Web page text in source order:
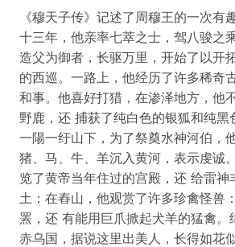
《穆天子传》记述了周穆王的一次有
十三年，他亲率七萃之士，驾八骏之
造父为御者，长驱万里，开始了以开
的西巡。一路上，他经历了许多稀奇
和事。他喜好打猎，在渗泽地方，他
野鹿，还 捕获了纯白色的银狐和纯黑
一陽一纡山下，为了祭奠水神河伯，
猪、马、牛、羊沉入黄河，表示虔诚
览了黄帝当年住过的宫殿，还 给雷神
土；在舂山，他观赏了许多珍禽怪兽
罴，还 有能用巨爪掀起犬羊的猛禽。
赤乌国，据说这里出美人，长得如花